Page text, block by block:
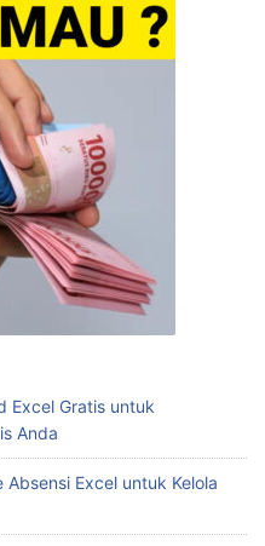
Excel Gratis untuk
Anda
Excel untuk Kelola